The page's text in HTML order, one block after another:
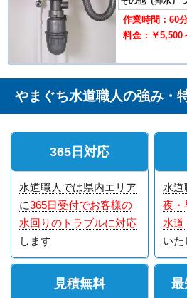
作業時間：60
料金：￥5,500
やまぐち水道職人の強み・
365日対応
水道職人では県内エリア
に365日受付でお客様の
水回りのトラブルに対応
します
水道
夜・
水道
いた
見積無料 最